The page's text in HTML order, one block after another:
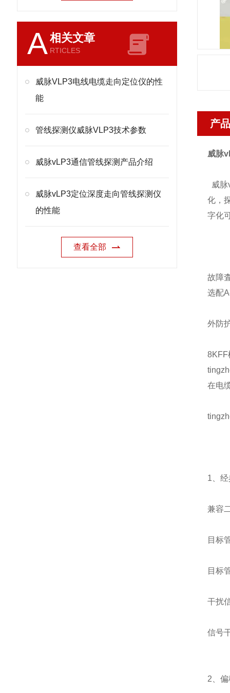
A相关文章
RTICLES
威脉VLP3电线电缆走向定位仪的性
能
管线探测仪威脉VLP3技术参数
威脉vLP3通信管线探测产品介绍
威脉vLP3定位深度走向管线探测仪
的性能
查看全部
产
威脉
威脉
化，
字化
故障
选配
外防
8KFF
在电
1、
兼容
目标
目标
干扰
信号
2、